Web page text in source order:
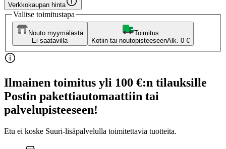
Verkkokaupan hinta
Valitse toimitustapa
Nouto myymälästä
Ei saatavilla
Toimitus
Kotiin tai noutopisteeseenAlk. 0 €
Ilmainen toimitus yli 100 €:n tilauksille
Postin pakettiautomaattiin tai
palvelupisteeseen!
Etu ei koske Suuri‑lisäpalvelulla toimitettavia tuotteita.